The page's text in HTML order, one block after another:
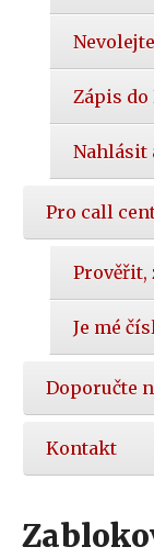
Zápis do
Nahlásit
Pro call
Prověřit,
Je mé
Doporučte
Kontakt